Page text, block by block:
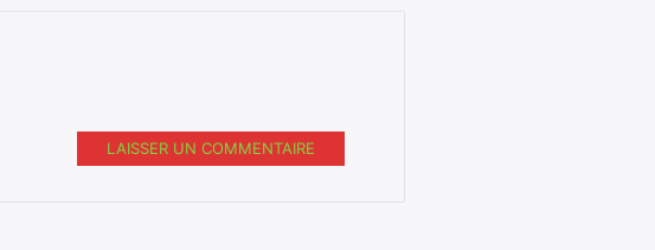
LAISSER UN COMMENTAIRE